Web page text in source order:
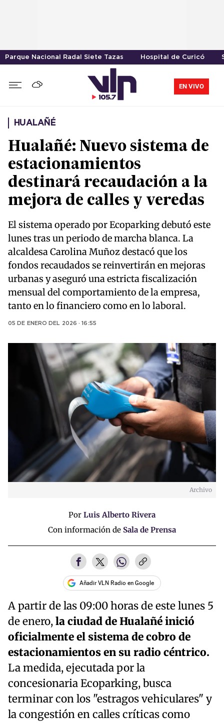
Parque Nacional Radal Siete Tazas Hospital de Curicó
EN VIVO
HUALAÑÉ
Hualañé: Nuevo sistema de
estacionamientos
destinará recaudación a la
mejora de calles y veredas
El sistema operado por Ecoparking debutó este
lunes tras un periodo de marcha blanca. La
alcaldesa Carolina Muñoz destacó que los
fondos recaudados se reinvertirán en mejoras
urbanas y aseguró una estricta fiscalización
mensual del comportamiento de la empresa,
tanto en lo financiero como en lo laboral.
05 DE ENERO DEL 2026 · 16:55
Archivo
Por Luis Alberto Rivera
Con información de Sala de Prensa
Añadir VLN Radio en Google
A partir de las 09:00 horas de este lunes 5
de enero,la ciudad de Hualañé inició
oficialmente el sistema de cobro de
estacionamientos en su radio céntrico.
La medida, ejecutada por la
concesionaria Ecoparking, busca
terminar con los "estragos vehiculares" y
la congestión en calles críticas como